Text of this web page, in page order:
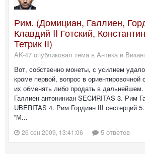
Рим. (Домициан, Галлиен,
Клавдий II Готский, Константин
Тетрик ІІ)
AK-47 опубликовал тема в Антика и
Вот, собственно монеты, с усилием
кроме первой, вопрос в ориентировочной
их обменять либо продать в
Галлиен антониниан SECИRITAS 3. Рим
UBERITAS 4. Рим Гордиан ІІІ сестерций
''М...
26 сен 2009, 13:41:06 5 ответов